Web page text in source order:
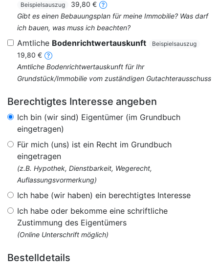
Beispielsauszug
39,80 €
Gibt es einen Bebauungsplan für meine Immobilie? Was darf
ich bauen, was muss ich beachten?
Amtliche Bodenrichtwertauskunft Beispielsauszug
19,80 €
Amtliche Bodenrichtwertauskunft für Ihr
Grundstück/Immobilie vom zuständigen Gutachterausschuss
Berechtigtes Interesse angeben
Ich bin (wir sind) Eigentümer (im Grundbuch
eingetragen)
Für mich (uns) ist ein Recht im Grundbuch
eingetragen
(z.B. Hypothek, Dienstbarkeit, Wegerecht,
Auflassungsvormerkung)
Ich habe (wir haben) ein berechtigtes Interesse
Ich habe oder bekomme eine schriftliche
Zustimmung des Eigentümers
(Online Unterschrift möglich)
Bestelldetails